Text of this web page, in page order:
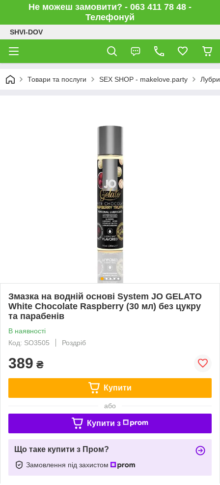
Не можеш замовити? - 063 411 78 48 -
Телефонуй
SHVI-DOV
Товари та послуги SEX SHOP - makelove.party
Змазка на водній основі System JO GELATO
White Chocolate Raspberry (30 мл) без цукру
та парабенів
В наявності
Код: SO3505
Роздріб
389 ₴
Купити
або
Купити з
Що таке купити з Пром?
Замовлення під захистом